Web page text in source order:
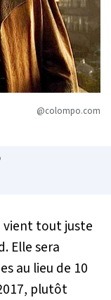
@colompo.com
vient tout juste
Elle sera
au lieu de 10
plutôt